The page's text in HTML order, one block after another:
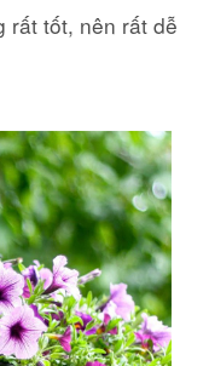
rất tốt, nên rất dễ